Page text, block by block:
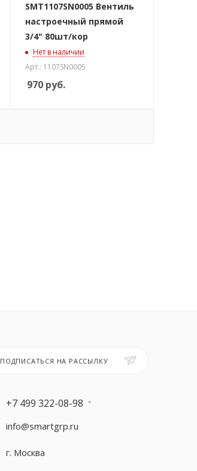
SMT1107SN0005 Вентиль
настроечный прямой
3/4" 80шт/кор
Нет в наличии
Арт.: 1107SN0005
970руб.
ПОДПИСАТЬСЯ НА РАССЫЛКУ
+7 499 322-08-98
info@smartgrp.ru
г. Москва